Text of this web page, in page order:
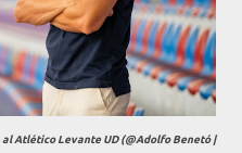
Atlético Levante UD (@Adolfo Benetó |